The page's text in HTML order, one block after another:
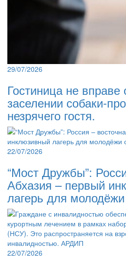
29/07/2026
Гостиница не вправе
заселении собаки-
незрячего гостя.
22/07/2026
“Мост Дружбы”:
Абхазия – первый
лагерь для
22/07/2026